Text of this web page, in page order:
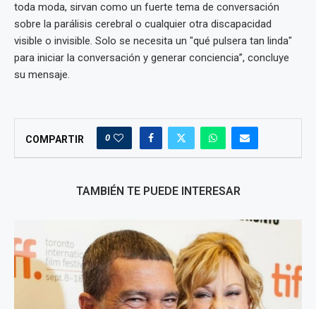
toda moda, sirvan como un fuerte tema de conversación
sobre la parálisis cerebral o cualquier otra discapacidad
visible o invisible. Solo se necesita un "qué pulsera tan linda"
para iniciar la conversación y generar conciencia”, concluye
su mensaje.
COMPARTIR 0
TAMBIÉN TE PUEDE INTERESAR